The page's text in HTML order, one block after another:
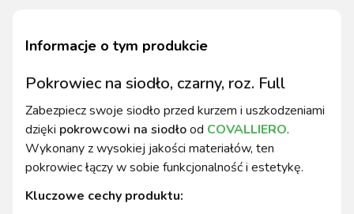
Informacje o tym produkcie
Pokrowiec na siodło, czarny, roz. Full
Zabezpiecz swoje siodło przed kurzem i uszkodzeniami
dzięki pokrowcowi na siodłood COVALLIERO.
Wykonany z wysokiej jakości materiałów, ten
pokrowiec łączy w sobie funkcjonalność i estetykę.
Kluczowe cechy produktu: